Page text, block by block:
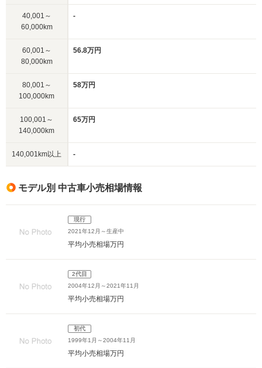
40,001～
60,000km
-
60,001～
80,000km
56.8万円
80,001～
100,000km
58万円
100,001～
140,000km
65万円
140,001km以上 -
モデル別 中古車小売相場情報
現行
2021年12月～生産中
平均小売相場万円
2代目
2004年12月～2021年11月
平均小売相場万円
初代
1999年1月～2004年11月
平均小売相場万円